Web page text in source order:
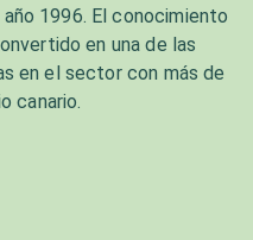
1996. El conocimiento
en una de las
en el sector con más de
canario.